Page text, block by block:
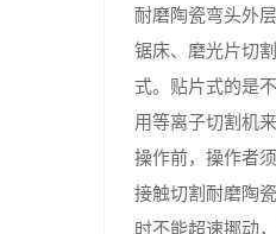
耐磨陶瓷弯头外
锯床、磨光片切
式。贴片式的是
用等离子切割机
操作前，操作者
接触切割耐磨陶
时不能超速挪动